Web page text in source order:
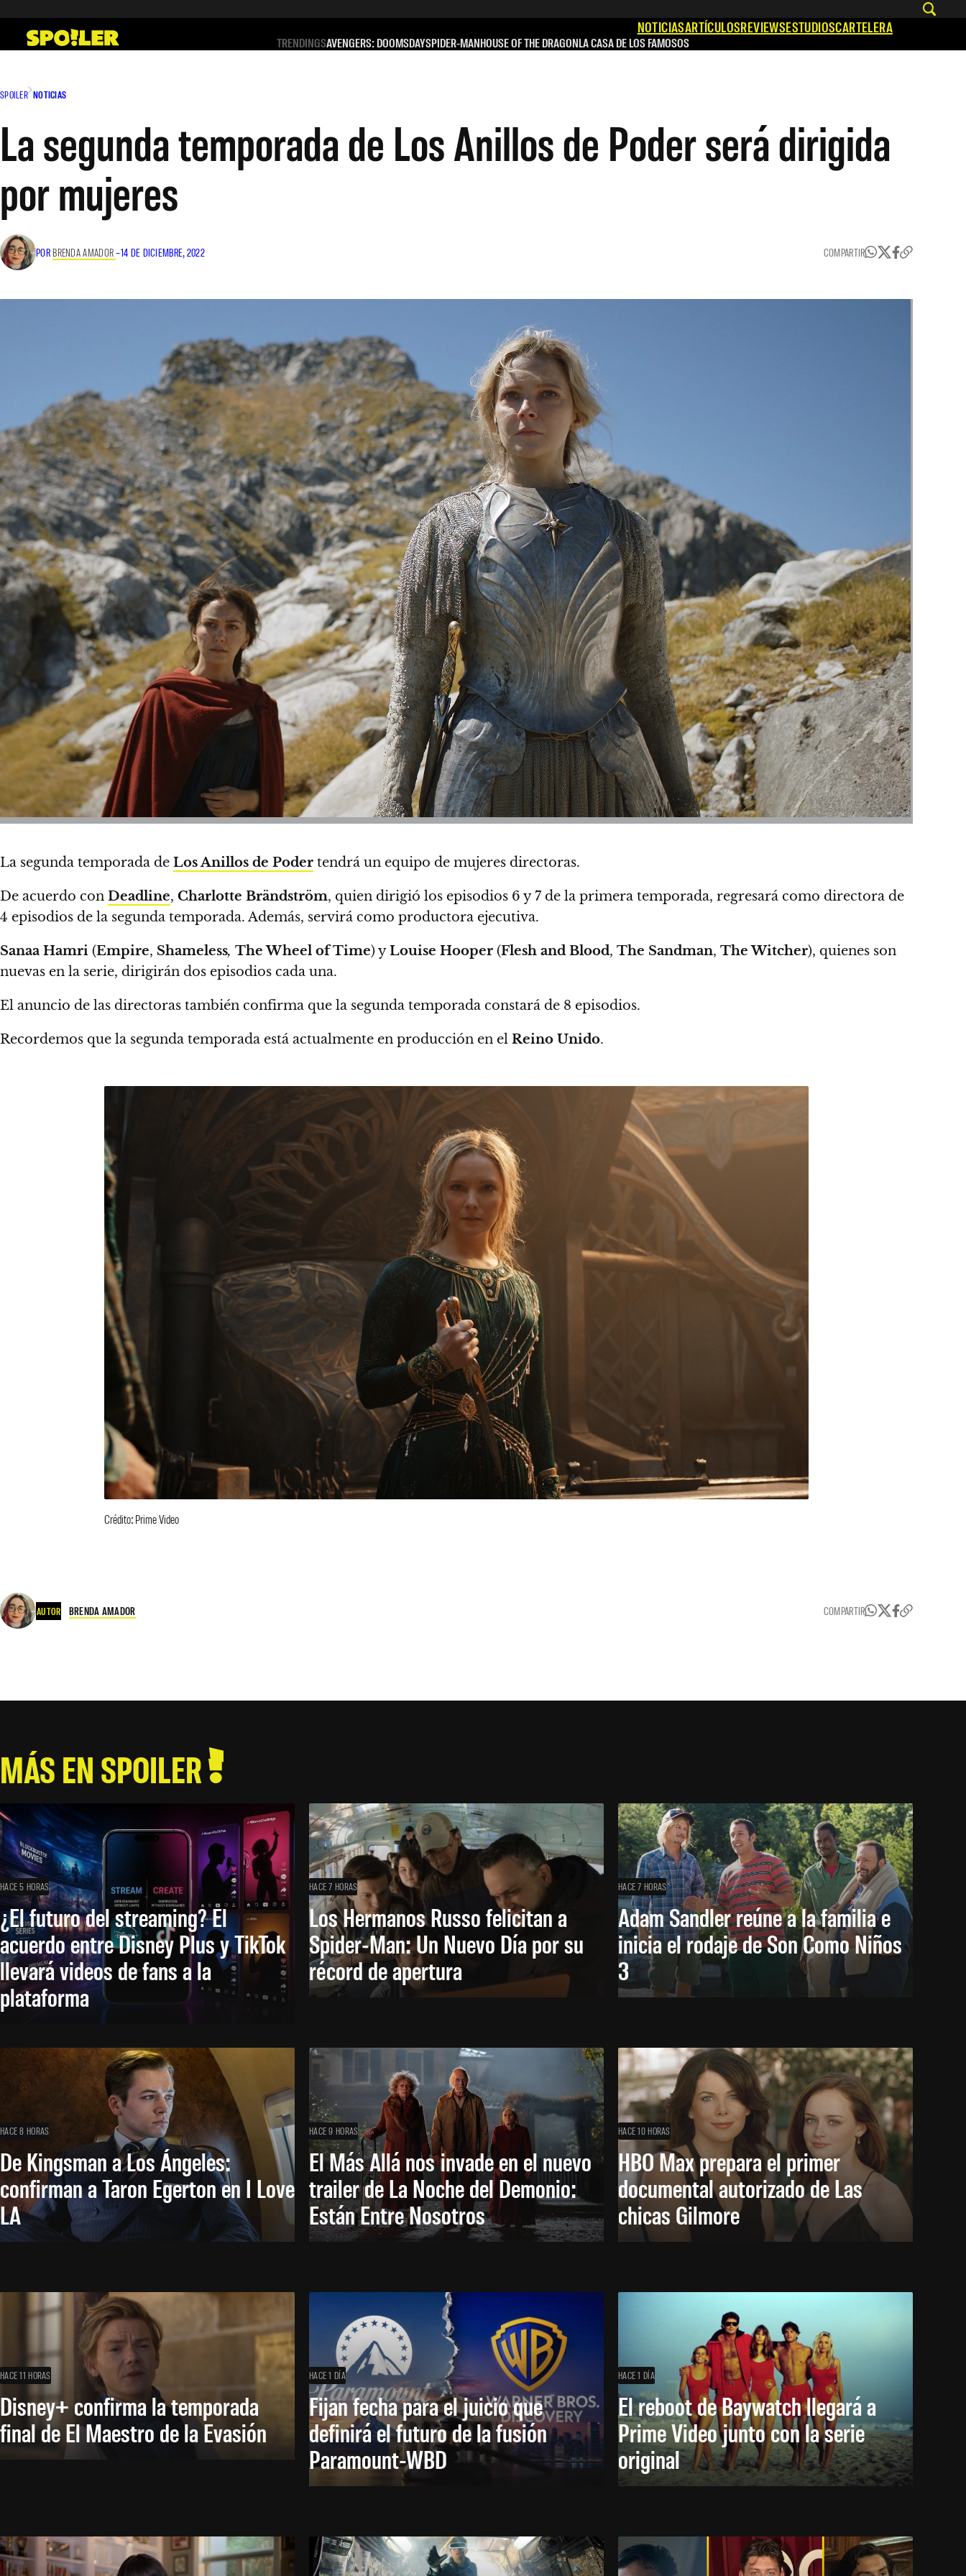
contenido
NOTICIASARTÍCULOSREVIEWSESTUDIOSCARTELERA
TRENDINGSAVENGERS: DOOMSDAYSPIDER-MANHOUSE OF THE DRAGONLA CASA DE LOS FAMOSOS
SPOILER NOTICIAS
La segunda temporada de Los Anillos de Poder será dirigida
por mujeres
POR BRENDA AMADOR–14 DE DICIEMBRE, 2022 COMPARTIR
La segunda temporada de Los Anillos de Poder tendrá un equipo de mujeres directoras.
De acuerdo con Deadline, Charlotte Brändström, quien dirigió los episodios 6 y 7 de la primera temporada, regresará como directora de
4 episodios de la segunda temporada. Además, servirá como productora ejecutiva.
Sanaa Hamri (Empire, Shameless, The Wheel of Time) yLouise Hooper (Flesh and Blood, The Sandman, The Witcher), quienes son
nuevas en la serie, dirigirán dos episodios cada una.
El anuncio de las directoras también confirma que la segunda temporada constará de 8 episodios.
Recordemos que la segunda temporada está actualmente en producción en el Reino Unido.
Crédito: Prime Video
AUTOR BRENDA AMADOR COMPARTIR
MÁS EN SPOILER
HACE 5 HORAS
¿El futuro del streaming? El
acuerdo entre Disney Plus y TikTok
llevará videos de fans a la
plataforma
HACE 7 HORAS
Los Hermanos Russo felicitan a
Spider-Man: Un Nuevo Día por su
récord de apertura
HACE 7 HORAS
Adam Sandler reúne a la familia e
inicia el rodaje de Son Como Niños
3
HACE 8 HORAS
De Kingsman a Los Ángeles:
confirman a Taron Egerton en I Love
LA
HACE 9 HORAS
El Más Allá nos invade en el nuevo
trailer de La Noche del Demonio:
Están Entre Nosotros
HACE 10 HORAS
HBO Max prepara el primer
documental autorizado de Las
chicas Gilmore
HACE 11 HORAS
Disney+ confirma la temporada
final de El Maestro de la Evasión
HACE 1 DÍA
Fijan fecha para el juicio que
definirá el futuro de la fusión
Paramount-WBD
HACE 1 DÍA
El reboot de Baywatch llegará a
Prime Video junto con la serie
original